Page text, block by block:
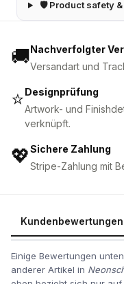
🛡 Product safety
🚚Nachverfolgter
Versandart und
⭐Designprüfung
Artwork- und
verknüpft.
💖Sichere Zahlung
Stripe-Zahlung mit
Einige Bewertungen
anderer Artikel in